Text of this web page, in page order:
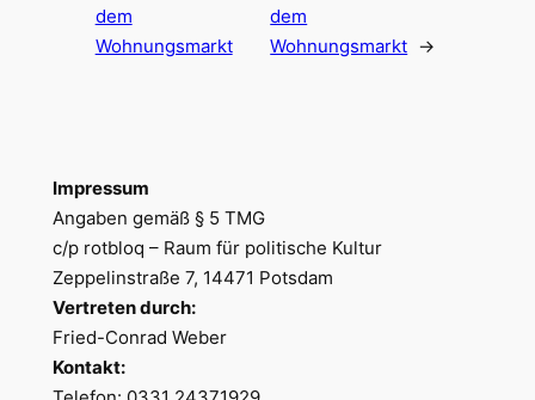
dem
Wohnungsmarkt
dem
Wohnungsmarkt →
Impressum
Angaben gemäß § 5 TMG
c/p rotbloq – Raum für politische Kultur
Zeppelinstraße 7, 14471 Potsdam
Vertreten durch:
Fried-Conrad Weber
Kontakt: